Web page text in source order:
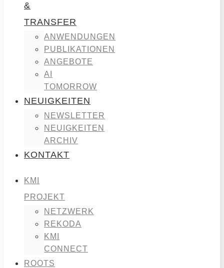
&
TRANSFER
ANWENDUNGEN
PUBLIKATIONEN
ANGEBOTE
AI
TOMORROW
NEUIGKEITEN
NEWSLETTER
NEUIGKEITEN
ARCHIV
KONTAKT
KMI
PROJEKT
NETZWERK
REKODA
KMI
CONNECT
ROOTS